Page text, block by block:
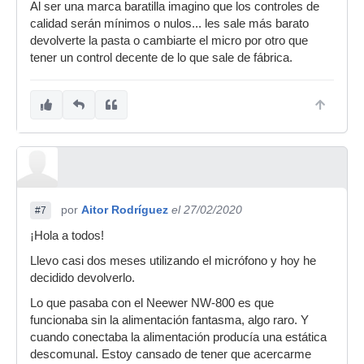
Al ser una marca baratilla imagino que los controles de
calidad serán mínimos o nulos... les sale más barato
devolverte la pasta o cambiarte el micro por otro que
tener un control decente de lo que sale de fábrica.
#7 por Aitor Rodríguez el 27/02/2020
¡Hola a todos!
Llevo casi dos meses utilizando el micrófono y hoy he
decidido devolverlo.
Lo que pasaba con el Neewer NW-800 es que
funcionaba sin la alimentación fantasma, algo raro. Y
cuando conectaba la alimentación producía una estática
descomunal. Estoy cansado de tener que acercarme